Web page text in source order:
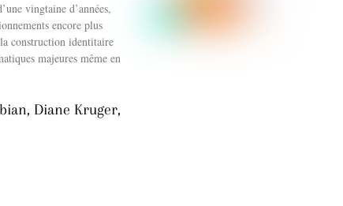
vingtaine d’années,
encore plus
construction identitaire
majeures même en
Diane Kruger,